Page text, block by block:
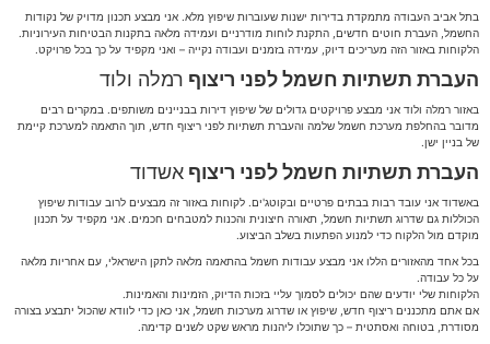
בתל אביב העבודה מתמקדת בדירות ישנות שעוברות שיפוץ מלא. אני מבצע תכנון מדויק של נקודות
החשמל, העברת חוטים חדשים, התקנת לוחות מודרניים ועמידה מלאה בתקנות הבטיחות העירוניות.
הלקוחות באזור הזה מעריכים דיוק, עמידה בזמנים ועבודה נקייה – ואני מקפיד על כך בכל פרויקט.
העברת תשתיות חשמל לפני ריצוף רמלה ולוד
באזור רמלה ולוד אני מבצע פרויקטים גדולים של שיפוץ דירות בבניינים משותפים. במקרים רבים
מדובר בהחלפת מערכת חשמל שלמה והעברת תשתיות לפני ריצוף חדש, תוך התאמה למערכת קיימת
של בניין ישן.
העברת תשתיות חשמל לפני ריצוף אשדוד
באשדוד אני עובד רבות בבתים פרטיים ובקוטג'ים. לקוחות באזור זה מבצעים לרוב עבודות שיפוץ
הכוללות גם שדרוג תשתיות חשמל, תאורה חיצונית והכנות למטבחים חכמים. אני מקפיד על תכנון
מוקדם מול הלקוח כדי למנוע הפתעות בשלב הביצוע.
בכל אחד מהאזורים הללו אני מבצע עבודות חשמל בהתאמה מלאה לתקן הישראלי, עם אחריות מלאה
על כל עבודה.
הלקוחות שלי יודעים שהם יכולים לסמוך עליי בזכות הדיוק, הזמינות והאמינות.
אם אתם מתכננים ריצוף חדש, שיפוץ או שדרוג מערכות חשמל, אני כאן כדי לוודא שהכול יתבצע בצורה
מסודרת, בטוחה ואסתטית – כך שתוכלו ליהנות מראש שקט לשנים קדימה.